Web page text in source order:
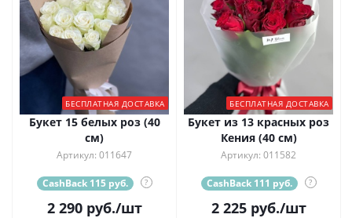
БЕСПЛАТНАЯ ДОСТАВКА
Букет 15 белых роз (40
см)
Артикул: 011647
CashBack 115 руб. ?
2 290руб./шт
БЕСПЛАТНАЯ ДОСТАВКА
Букет из 13 красных роз
Кения (40 см)
Артикул: 011582
CashBack 111 руб. ?
2 225руб./шт